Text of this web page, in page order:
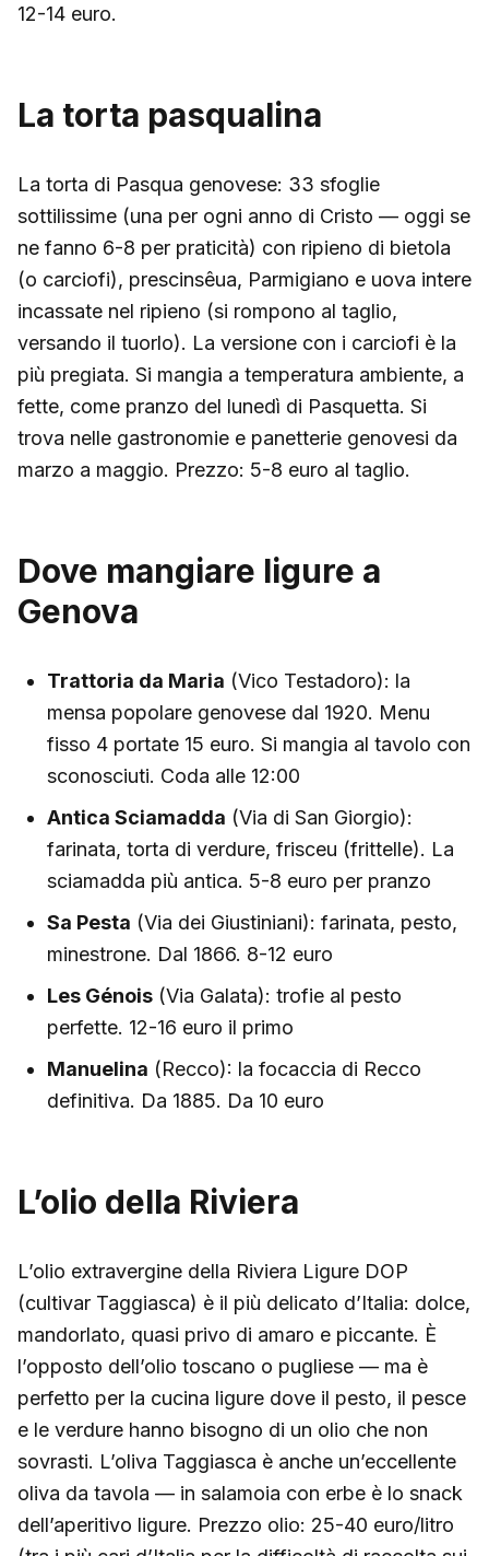
12-14 euro.
La torta pasqualina
La torta di Pasqua genovese: 33 sfoglie
sottilissime (una per ogni anno di Cristo — oggi se
ne fanno 6-8 per praticità) con ripieno di bietola
(o carciofi), prescinsêua, Parmigiano e uova intere
incassate nel ripieno (si rompono al taglio,
versando il tuorlo). La versione con i carciofi è la
più pregiata. Si mangia a temperatura ambiente, a
fette, come pranzo del lunedì di Pasquetta. Si
trova nelle gastronomie e panetterie genovesi da
marzo a maggio. Prezzo: 5-8 euro al taglio.
Dove mangiare ligure a
Genova
Trattoria da Maria (Vico Testadoro): la
mensa popolare genovese dal 1920. Menu
fisso 4 portate 15 euro. Si mangia al tavolo con
sconosciuti. Coda alle 12:00
Antica Sciamadda (Via di San Giorgio):
farinata, torta di verdure, frisceu (frittelle). La
sciamadda più antica. 5-8 euro per pranzo
Sa Pesta (Via dei Giustiniani): farinata, pesto,
minestrone. Dal 1866. 8-12 euro
Les Génois (Via Galata): trofie al pesto
perfette. 12-16 euro il primo
Manuelina (Recco): la focaccia di Recco
definitiva. Da 1885. Da 10 euro
L’olio della Riviera
L’olio extravergine della Riviera Ligure DOP
(cultivar Taggiasca) è il più delicato d’Italia: dolce,
mandorlato, quasi privo di amaro e piccante. È
l’opposto dell’olio toscano o pugliese — ma è
perfetto per la cucina ligure dove il pesto, il pesce
e le verdure hanno bisogno di un olio che non
sovrasti. L’oliva Taggiasca è anche un’eccellente
oliva da tavola — in salamoia con erbe è lo snack
dell’aperitivo ligure. Prezzo olio: 25-40 euro/litro